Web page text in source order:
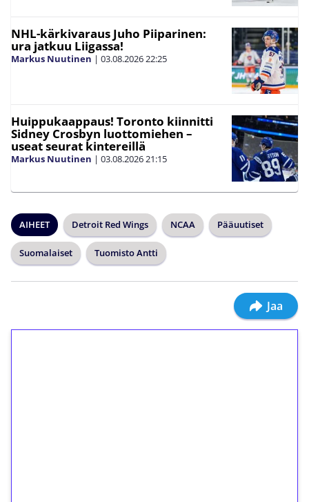
NHL-kärkivaraus Juho Piiparinen:
ura jatkuu Liigassa!
Markus Nuutinen | 03.08.202622:25
Huippukaappaus! Toronto kiinnitti
Sidney Crosbyn luottomiehen –
useat seurat kintereillä
Markus Nuutinen | 03.08.202621:15
AIHEET Detroit Red Wings NCAA Pääuutiset
Suomalaiset Tuomisto Antti
Jaa